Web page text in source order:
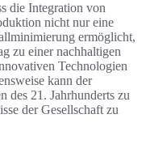
die Integration von
nicht nur eine
ermöglicht,
zu einer nachhaltigen
Technologien
kann der
des 21. Jahrhunderts zu
der Gesellschaft zu